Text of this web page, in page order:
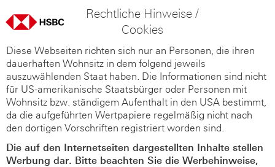
Rechtliche Hinweise /
Cookies
Diese Webseiten richten sich nur an Personen, die ihren
dauerhaften Wohnsitz in dem folgend jeweils
auszuwählenden Staat haben. Die Informationen sind nicht
für US-amerikanische Staatsbürger oder Personen mit
Wohnsitz bzw. ständigem Aufenthalt in den USA bestimmt,
da die aufgeführten Wertpapiere regelmäßig nicht nach
den dortigen Vorschriften registriert worden sind.
Die auf den Internetseiten dargestellten Inhalte stellen
Werbung dar. Bitte beachten Sie die Werbehinweise,